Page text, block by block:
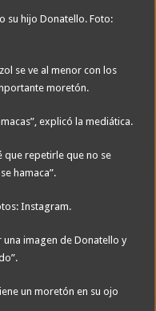
su hijo Donatello. Foto:
se ve al menor con los
moretón.
explicó la mediática.
que repetirle que no se
hamaca”.
Instagram.
imagen de Donatello y
un moretón en su ojo